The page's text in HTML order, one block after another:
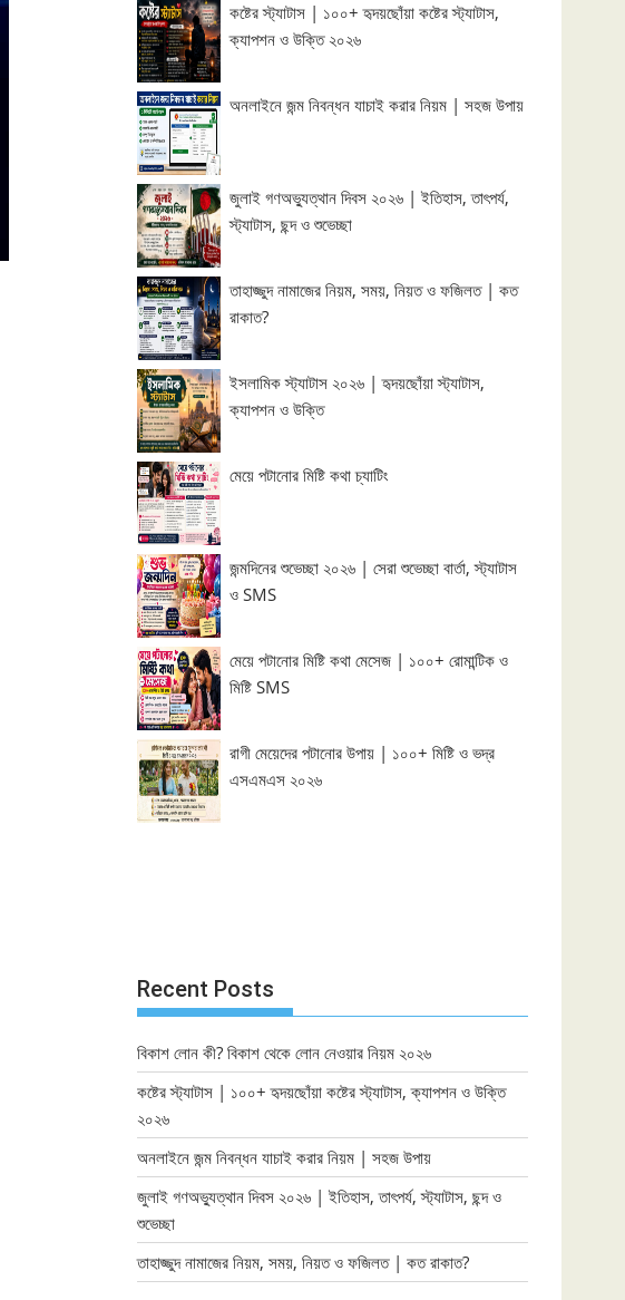
কষ্টের স্ট্যাটাস | ১০০+ হৃদয়ছোঁয়া কষ্টের স্ট্যাটাস,
ক্যাপশন ও উক্তি ২০২৬
অনলাইনে জন্ম নিবন্ধন যাচাই করার নিয়ম | সহজ উপায়
জুলাই গণঅভ্যুত্থান দিবস ২০২৬ | ইতিহাস, তাৎপর্য,
স্ট্যাটাস, ছন্দ ও শুভেচ্ছা
তাহাজ্জুদ নামাজের নিয়ম, সময়, নিয়ত ও ফজিলত | কত
রাকাত?
ইসলামিক স্ট্যাটাস ২০২৬ | হৃদয়ছোঁয়া স্ট্যাটাস,
ক্যাপশন ও উক্তি
মেয়ে পটানোর মিষ্টি কথা চ্যাটিং
জন্মদিনের শুভেচ্ছা ২০২৬ | সেরা শুভেচ্ছা বার্তা, স্ট্যাটাস
ও SMS
মেয়ে পটানোর মিষ্টি কথা মেসেজ | ১০০+ রোমান্টিক ও
মিষ্টি SMS
রাগী মেয়েদের পটানোর উপায় | ১০০+ মিষ্টি ও ভদ্র
এসএমএস ২০২৬
Recent Posts
বিকাশ লোন কী? বিকাশ থেকে লোন নেওয়ার নিয়ম ২০২৬
কষ্টের স্ট্যাটাস | ১০০+ হৃদয়ছোঁয়া কষ্টের স্ট্যাটাস, ক্যাপশন ও উক্তি
২০২৬
অনলাইনে জন্ম নিবন্ধন যাচাই করার নিয়ম | সহজ উপায়
জুলাই গণঅভ্যুত্থান দিবস ২০২৬ | ইতিহাস, তাৎপর্য, স্ট্যাটাস, ছন্দ ও
শুভেচ্ছা
তাহাজ্জুদ নামাজের নিয়ম, সময়, নিয়ত ও ফজিলত | কত রাকাত?